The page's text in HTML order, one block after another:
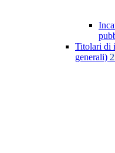
Titolari di
generali)